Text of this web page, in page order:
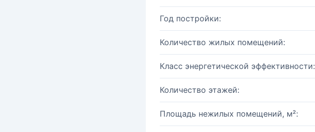
Год постройки:
Количество жилых помещений:
Класс энергетической эффективности:
Количество этажей:
Площадь нежилых помещений, м²: